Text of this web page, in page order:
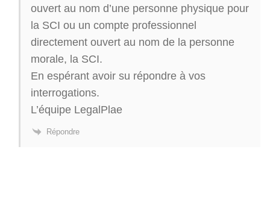
ouvert au nom d’une personne physique pour
la SCI ou un compte professionnel
directement ouvert au nom de la personne
morale, la SCI.
En espérant avoir su répondre à vos
interrogations.
L’équipe LegalPlae
Répondre